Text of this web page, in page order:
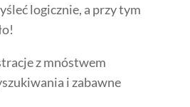
logicznie, a przy tym
z mnóstwem
i zabawne